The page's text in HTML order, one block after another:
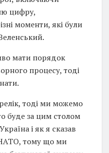
цифру,
моменти, які були
мати порядок
процесу, тоді
тоді ми можемо
буде за цим столом
і як я сказав
тому що ми